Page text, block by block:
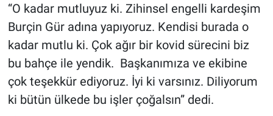
“O kadar mutluyuz ki. Zihinsel engelli kardeşim
Burçin Gür adına yapıyoruz. Kendisi burada o
kadar mutlu ki. Çok ağır bir kovid sürecini biz
bu bahçe ile yendik. Başkanımıza ve ekibine
çok teşekkür ediyoruz. İyi ki varsınız. Diliyorum
ki bütün ülkede bu işler çoğalsın” dedi.